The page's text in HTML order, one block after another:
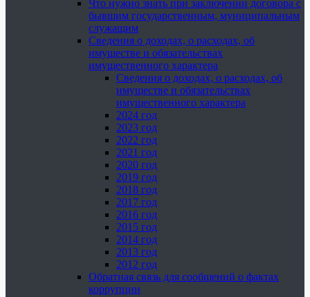
Что нужно знать при заключении договора с
бывшим государственным, муниципальным
служащим
Сведения о доходах, о расходах, об
имуществе и обязательствах
имущественного характера
Сведения о доходах, о расходах, об
имуществе и обязательствах
имущественного характера
2024 год
2023 год
2022 год
2021 год
2020 год
2019 год
2018 год
2017 год
2016 год
2015 год
2014 год
2013 год
2012 год
Обратная связь для сообщений о фактах
коррупции